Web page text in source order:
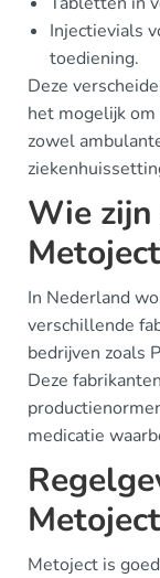
Injectievials
toediening.
Deze
het mogelijk
zowel
Wie
In Nederland
verschillende
bedrijven zoals
Deze
medicatie
Metoject
Metoject is